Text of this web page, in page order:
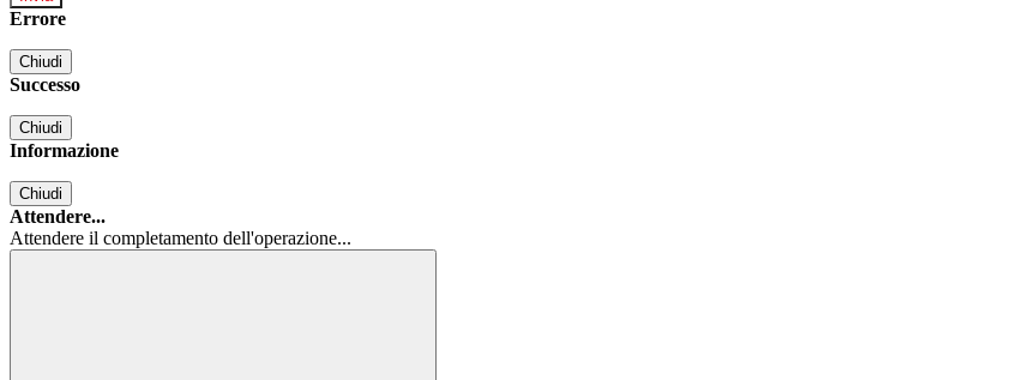
Errore
Chiudi
Successo
Chiudi
Informazione
Chiudi
Attendere...
Attendere il completamento dell'operazione...